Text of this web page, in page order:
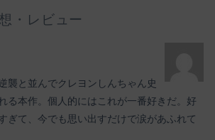
・レビュー
襲と並んでクレヨンしんちゃん史
る本作。個人的にはこれが一番好きだ。好
ぎて、今でも思い出すだけで涙があふれて